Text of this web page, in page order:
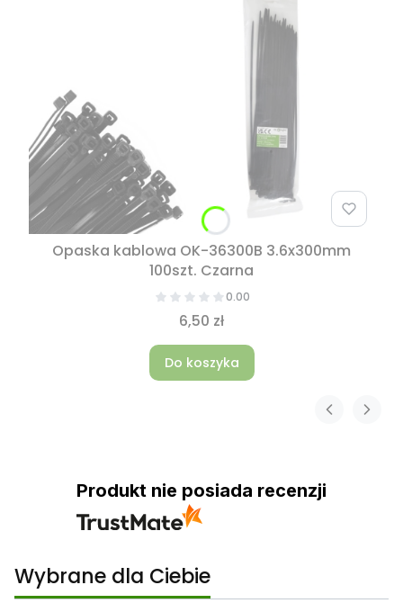
Opaska kablowa OK-36300B 3.6x300mm
100szt. Czarna
0.00
6,50 zł
Do koszyka
Produkt nie posiada recenzji
Wybrane dla Ciebie